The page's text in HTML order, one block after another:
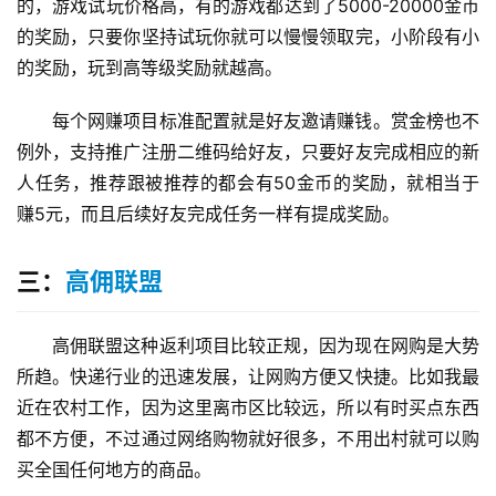
的，游戏试玩价格高，有的游戏都达到了5000-20000金币
的奖励，只要你坚持试玩你就可以慢慢领取完，小阶段有小
的奖励，玩到高等级奖励就越高。
每个网赚项目标准配置就是好友邀请赚钱。赏金榜也不
例外，支持推广注册二维码给好友，只要好友完成相应的新
人任务，推荐跟被推荐的都会有50金币的奖励，就相当于
赚5元，而且后续好友完成任务一样有提成奖励。
三： 高佣联盟
高佣联盟这种返利项目比较正规，因为现在网购是大势
所趋。快递行业的迅速发展，让网购方便又快捷。比如我最
近在农村工作，因为这里离市区比较远，所以有时买点东西
都不方便，不过通过网络购物就好很多，不用出村就可以购
买全国任何地方的商品。